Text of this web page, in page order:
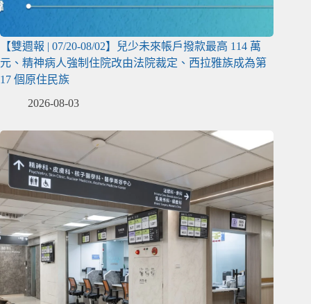
【雙週報 | 07/20-08/02】兒少未來帳戶撥款最高 114 萬
元、精神病人強制住院改由法院裁定、西拉雅族成為第
17 個原住民族
2026-08-03